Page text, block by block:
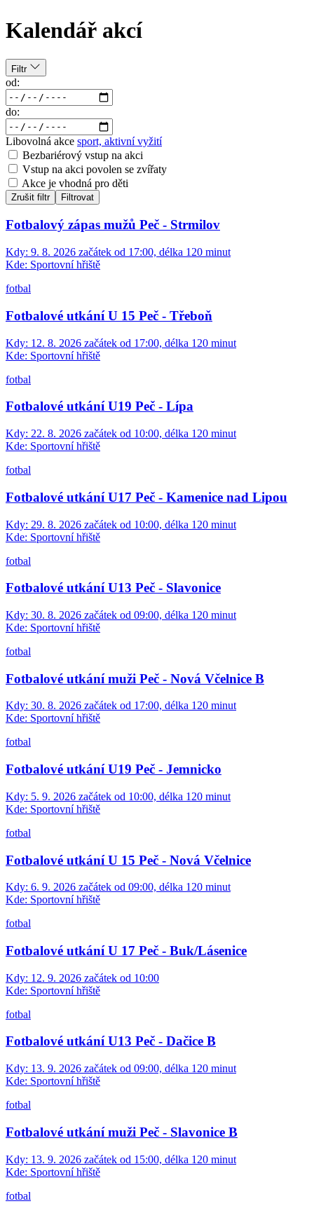
Kalendář akcí
Filtr
od:
do:
Libovolná akce sport, aktivní vyžití
Bezbariérový vstup na akci
Vstup na akci povolen se zvířaty
Akce je vhodná pro děti
Zrušit filtr Filtrovat
Fotbalový zápas mužů Peč - Strmilov
Kdy: 9. 8. 2026 začátek od 17:00, délka 120 minut
Kde: Sportovní hřiště
fotbal
Fotbalové utkání U 15 Peč - Třeboň
Kdy: 12. 8. 2026 začátek od 17:00, délka 120 minut
Kde: Sportovní hřiště
fotbal
Fotbalové utkání U19 Peč - Lípa
Kdy: 22. 8. 2026 začátek od 10:00, délka 120 minut
Kde: Sportovní hřiště
fotbal
Fotbalové utkání U17 Peč - Kamenice nad Lipou
Kdy: 29. 8. 2026 začátek od 10:00, délka 120 minut
Kde: Sportovní hřiště
fotbal
Fotbalové utkání U13 Peč - Slavonice
Kdy: 30. 8. 2026 začátek od 09:00, délka 120 minut
Kde: Sportovní hřiště
fotbal
Fotbalové utkání muži Peč - Nová Včelnice B
Kdy: 30. 8. 2026 začátek od 17:00, délka 120 minut
Kde: Sportovní hřiště
fotbal
Fotbalové utkání U19 Peč - Jemnicko
Kdy: 5. 9. 2026 začátek od 10:00, délka 120 minut
Kde: Sportovní hřiště
fotbal
Fotbalové utkání U 15 Peč - Nová Včelnice
Kdy: 6. 9. 2026 začátek od 09:00, délka 120 minut
Kde: Sportovní hřiště
fotbal
Fotbalové utkání U 17 Peč - Buk/Lásenice
Kdy: 12. 9. 2026 začátek od 10:00
Kde: Sportovní hřiště
fotbal
Fotbalové utkání U13 Peč - Dačice B
Kdy: 13. 9. 2026 začátek od 09:00, délka 120 minut
Kde: Sportovní hřiště
fotbal
Fotbalové utkání muži Peč - Slavonice B
Kdy: 13. 9. 2026 začátek od 15:00, délka 120 minut
Kde: Sportovní hřiště
fotbal